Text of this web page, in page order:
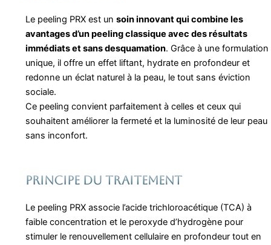
Le peeling PRX est un soin innovant qui combine les
avantages d’un peeling classique avec des résultats
immédiats et sans desquamation. Grâce à une formulation
unique, il offre un effet liftant, hydrate en profondeur et
redonne un éclat naturel à la peau, le tout sans éviction
sociale.
Ce peeling convient parfaitement à celles et ceux qui
souhaitent améliorer la fermeté et la luminosité de leur peau
sans inconfort.
Principe du traitement
Le peeling PRX associe l’acide trichloroacétique (TCA) à
faible concentration et le peroxyde d’hydrogène pour
stimuler le renouvellement cellulaire en profondeur tout en